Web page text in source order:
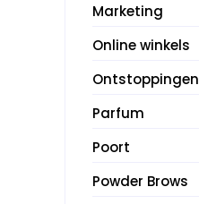
Marketing
Online winkels
Ontstoppingen
Parfum
Poort
Powder Brows